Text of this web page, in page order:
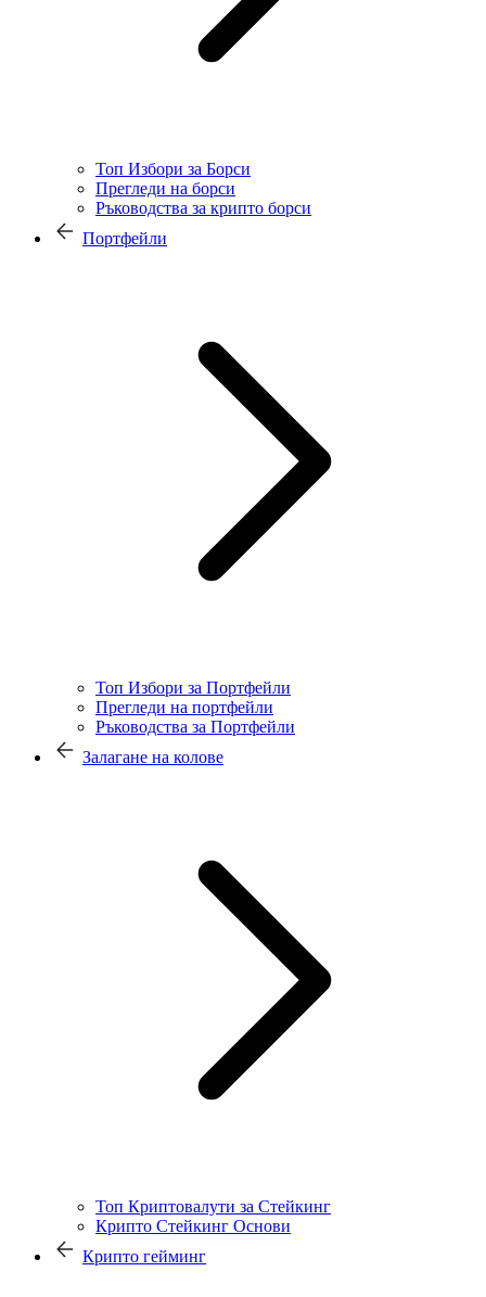
Топ Избори за Борси
Прегледи на борси
Ръководства за крипто борси
Портфейли
Топ Избори за Портфейли
Прегледи на портфейли
Ръководства за Портфейли
Залагане на колове
Топ Криптовалути за Стейкинг
Крипто Стейкинг Основи
Крипто гейминг